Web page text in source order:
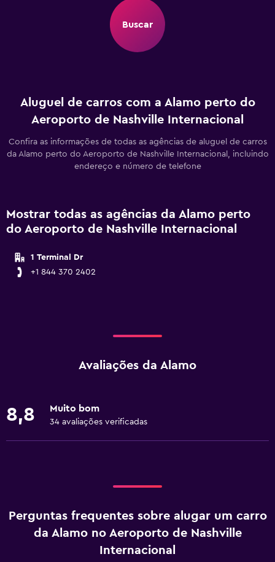
Buscar
Aluguel de carros com a Alamo perto do
Aeroporto de Nashville Internacional
Confira as informações de todas as agências de aluguel de carros
da Alamo perto do Aeroporto de Nashville Internacional, incluindo
endereço e número de telefone
Mostrar todas as agências da Alamo perto
do Aeroporto de Nashville Internacional
1 Terminal Dr
+1 844 370 2402
Avaliações da Alamo
8,8 Muito bom
34 avaliações verificadas
Perguntas frequentes sobre alugar um carro
da Alamo no Aeroporto de Nashville
Internacional